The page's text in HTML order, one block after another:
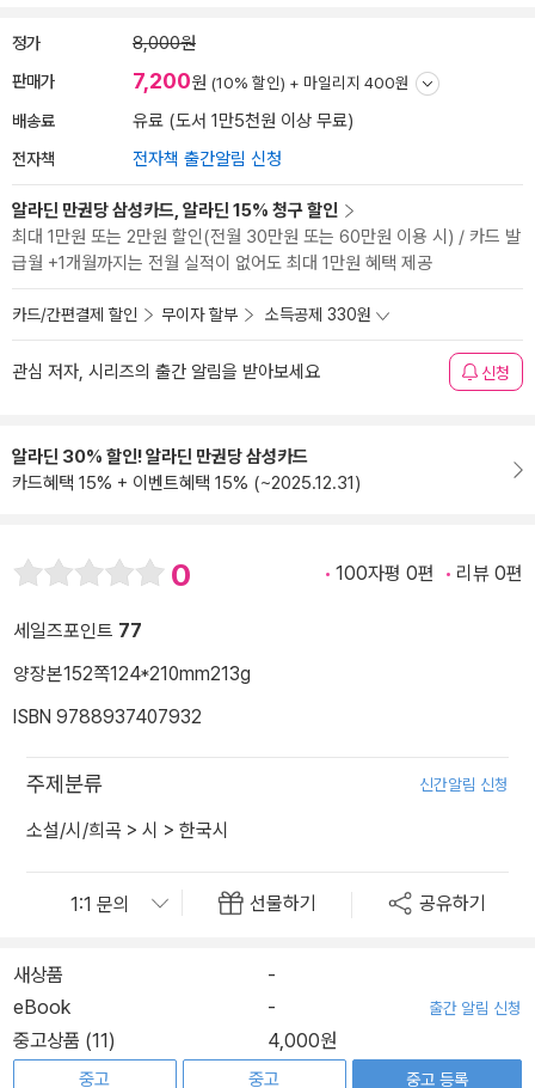
정가 8,000원
판매가 7,200원 (10% 할인) + 마일리지 400원
배송료 유료 (도서 1만5천원 이상 무료)
전자책 전자책 출간알림 신청
알라딘 만권당 삼성카드, 알라딘 15% 청구 할인
최대 1만원 또는 2만원 할인(전월 30만원 또는 60만원 이용 시) / 카드 발
급월 +1개월까지는 전월 실적이 없어도 최대 1만원 혜택 제공
카드/간편결제 할인 무이자 할부 소득공제 330원
관심 저자, 시리즈의 출간 알림을 받아보세요 신청
알라딘 30% 할인! 알라딘 만권당 삼성카드
카드혜택 15% + 이벤트혜택 15% (~2025.12.31)
0 100자평 0편 리뷰 0편
세일즈포인트 77
양장본152쪽124*210mm213g
ISBN 9788937407932
주제분류 신간알림 신청
소설/시/희곡 > 시 > 한국시
선물하기 공유하기
새상품
-
eBook
- 출간 알림 신청
중고상품 (11) 4,000원
중고
중고
중고 등록